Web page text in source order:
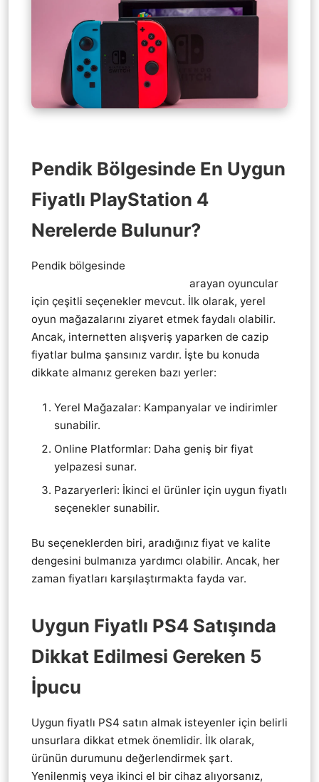
Pendik Bölgesinde En Uygun
Fiyatlı PlayStation 4
Nerelerde Bulunur?
Pendik bölgesinde
arayan oyuncular
için çeşitli seçenekler mevcut. İlk olarak, yerel
oyun mağazalarını ziyaret etmek faydalı olabilir.
Ancak, internetten alışveriş yaparken de cazip
fiyatlar bulma şansınız vardır. İşte bu konuda
dikkate almanız gereken bazı yerler:
Yerel Mağazalar: Kampanyalar ve indirimler
sunabilir.
Online Platformlar: Daha geniş bir fiyat
yelpazesi sunar.
Pazaryerleri: İkinci el ürünler için uygun fiyatlı
seçenekler sunabilir.
Bu seçeneklerden biri, aradığınız fiyat ve kalite
dengesini bulmanıza yardımcı olabilir. Ancak, her
zaman fiyatları karşılaştırmakta fayda var.
Uygun Fiyatlı PS4 Satışında
Dikkat Edilmesi Gereken 5
İpucu
Uygun fiyatlı PS4 satın almak isteyenler için belirli
unsurlara dikkat etmek önemlidir. İlk olarak,
ürünün durumunu değerlendirmek şart.
Yenilenmiş veya ikinci el bir cihaz alıyorsanız,